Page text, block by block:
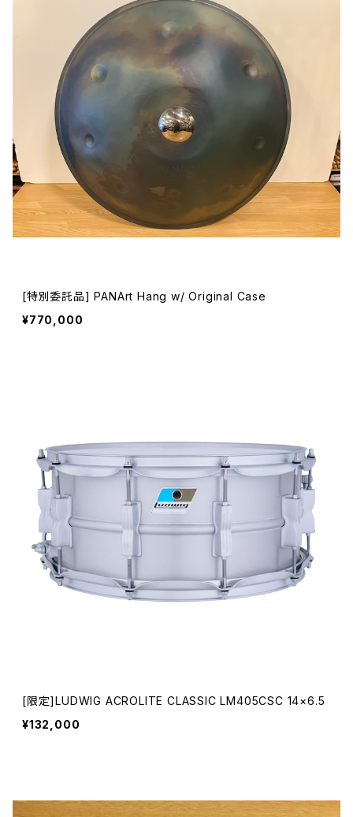
[特別委託品] PANArt Hang w/ Original Case
¥770,000
[限定]LUDWIG ACROLITE CLASSIC LM405CSC 14×6.5
¥132,000